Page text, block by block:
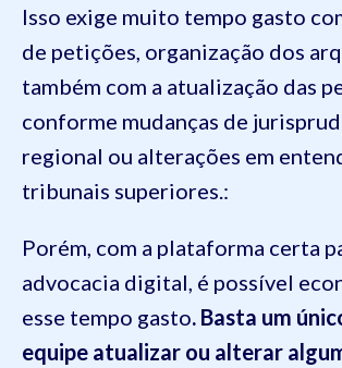
Isso exige muito tempo gasto
de petições, organização dos
também com a atualização das
conforme mudanças de
regional ou alterações em
tribunais superiores.:
Porém, com a plataforma certa
advocacia digital, é possível
esse tempo gasto. Basta um
equipe atualizar ou alterar